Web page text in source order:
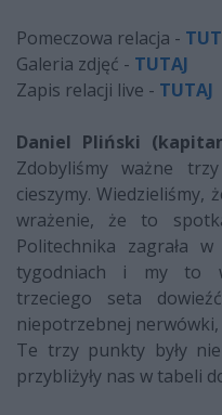
Pomeczowa relacja -
Galeria zdjęć - TUTAJ
Zapis relacji live - TUTAJ
Daniel Pliński
Zdobyliśmy ważne
cieszymy. Wiedzieliśmy,
wrażenie, że to
Politechnika zagrała
tygodniach i my to
trzeciego seta
niepotrzebnej nerwówki,
Te trzy punkty były
przybliżyły nas w tabeli